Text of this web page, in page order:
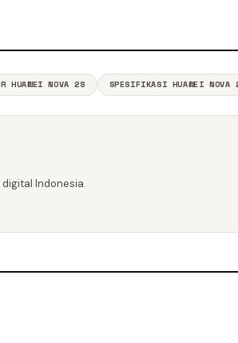
HUAWEI NOVA 2S SPESIFIKASI HUAWEI NOVA
Indonesia.